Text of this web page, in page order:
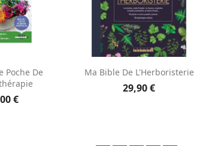
rapide
Poche De
€
Aperçu rapide
Ma Bible De L'Herboristerie
29,90 €